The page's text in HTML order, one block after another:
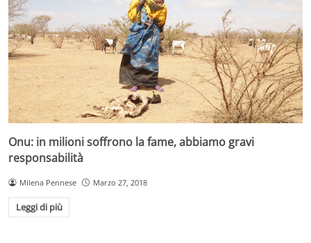
Onu: in milioni soffrono la fame, abbiamo gravi
responsabilità
Milena Pennese Marzo 27, 2018
Leggi di più